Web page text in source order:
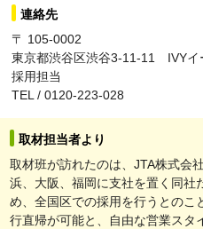
連絡先
〒 105-0002
東京都渋谷区渋谷3-11-11 IVYイ
採用担当
TEL / 0120-223-028
取材担当者より
取材班が訪れたのは、JTA株式会
浜、大阪、福岡に支社を置く同社
め、全国区での採用を行うとのこ
行直帰が可能と、自由な営業スタ